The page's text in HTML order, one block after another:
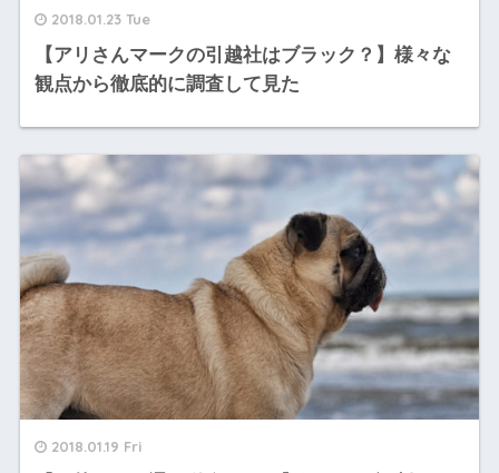
2018.01.23 Tue
【アリさんマークの引越社はブラック？】様々な
観点から徹底的に調査して見た
2018.01.19 Fri